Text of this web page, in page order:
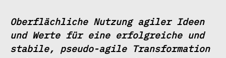
Oberflächliche Nutzung agiler Ideen
und Werte für eine erfolgreiche und
stabile, pseudo-agile Transformation